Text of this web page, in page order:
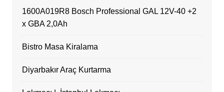
1600A019R8 Bosch Professional GAL 12V-40 +2
x GBA 2,0Ah
Bistro Masa Kiralama
Diyarbakır Araç Kurtarma